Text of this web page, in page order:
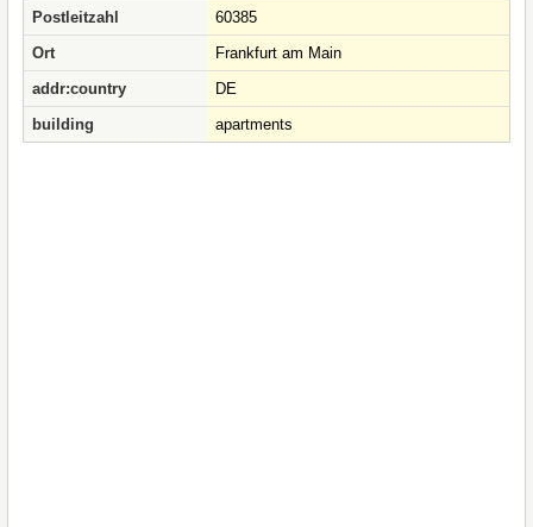
Postleitzahl
60385
Ort
Frankfurt am Main
addr:country
DE
building
apartments